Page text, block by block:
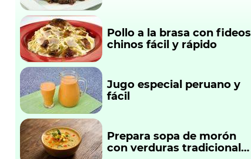
Pollo a la brasa con fideos
chinos fácil y rápido
Jugo especial peruano y
fácil
Prepara sopa de morón
con verduras tradicional